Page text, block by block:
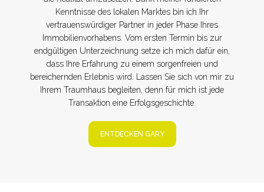
Kenntnisse des lokalen Marktes bin ich Ihr
vertrauenswürdiger Partner in jeder Phase Ihres
Immobilienvorhabens. Vom ersten Termin bis zur
endgültigen Unterzeichnung setze ich mich dafür ein,
dass Ihre Erfahrung zu einem sorgenfreien und
bereichernden Erlebnis wird. Lassen Sie sich von mir zu
Ihrem Traumhaus begleiten, denn für mich ist jede
Transaktion eine Erfolgsgeschichte.
ENTDECKEN GARY